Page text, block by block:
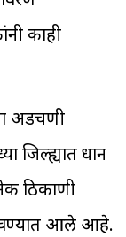
काही
अडचणी
जिल्ह्यात धान
ठिकाणी
आले आहे.